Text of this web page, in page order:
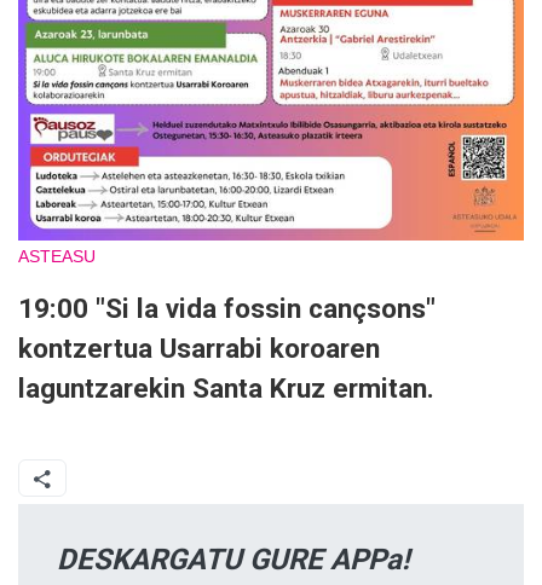
ASTEASU
19:00 "Si la vida fossin cançsons"
kontzertua Usarrabi koroaren
laguntzarekin Santa Kruz ermitan.
DESKARGATU GURE APPa!